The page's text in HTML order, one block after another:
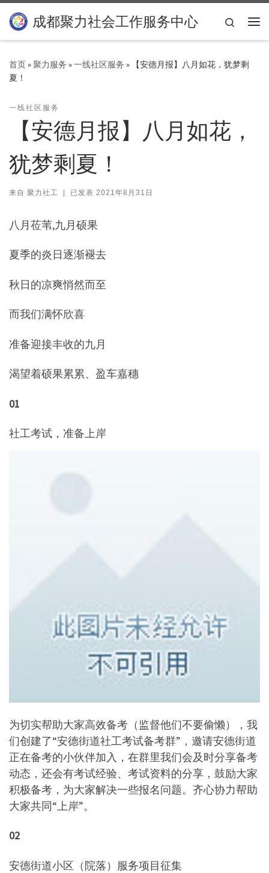
Skip to content
成都聚力社会工作服务中心
Search
首页»聚力服务 »一线社区服务 »
【安德月报】八月如花，犹梦剩
夏！
一线社区服务
【安德月报】八月如花，
犹梦剩夏！
来自 聚力社工 | 已发表 2021年8月31日
八月莅苇,九月硕果
夏季的炎日逐渐褪去
秋日的凉爽悄然而至
而我们满怀欣喜
准备迎接丰收的九月
渴望着硕果累累、盈车嘉穗
01
社工考试，准备上岸
为切实帮助大家高效备考（监督他们不要偷懒），我
们创建了“安德街道社工考试备考群”，邀请安德街道
正在备考的小伙伴加入，在群里我们会及时分享备考
动态，还会有考试经验、考试资料的分享，鼓励大家
积极备考，为大家解决一些报名问题。齐心协力帮助
大家共同“上岸”。
02
安德街道小区（院落）服务项目征集